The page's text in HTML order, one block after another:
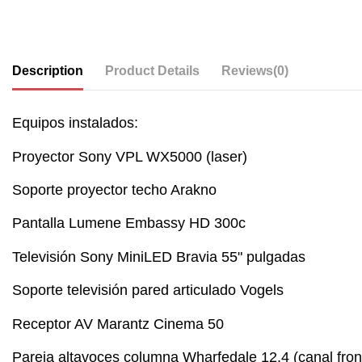
Description Product Details Reviews(0)
Equipos instalados:
Proyector Sony VPL WX5000 (laser)
Soporte proyector techo Arakno
Pantalla Lumene Embassy HD 300c
Televisión Sony MiniLED Bravia 55" pulgadas
Soporte televisión pared articulado Vogels
Receptor AV Marantz Cinema 50
Pareja altavoces columna Wharfedale 12.4 (canal